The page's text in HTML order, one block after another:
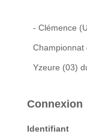
- Clémence
Championnat
Yzeure (03)
Connexion
Identifiant